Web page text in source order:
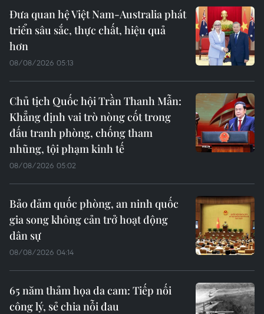
Đưa quan hệ Việt Nam-Australia phát
triển sâu sắc, thực chất, hiệu quả
hơn
08/08/2026 05:13
Chủ tịch Quốc hội Trần Thanh Mẫn:
Khẳng định vai trò nòng cốt trong
đấu tranh phòng, chống tham
nhũng, tội phạm kinh tế
08/08/2026 05:02
Bảo đảm quốc phòng, an ninh quốc
gia song không cản trở hoạt động
dân sự
08/08/2026 04:14
65 năm thảm họa da cam: Tiếp nối
công lý, sẻ chia nỗi đau